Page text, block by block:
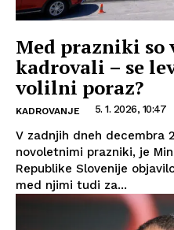
Med prazniki so
kadrovali – se
volilni poraz?
KADROVANJE 5. 1. 2026, 10:47
V zadnjih dneh decembra
novoletnimi prazniki, je
Republike Slovenije
med njimi tudi za...